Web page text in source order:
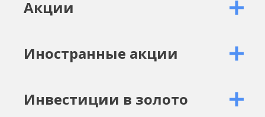
Акции
Иностранные акции
Инвестиции в золото